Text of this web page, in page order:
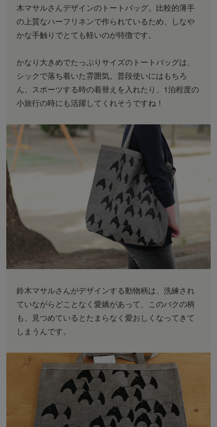
木マサルさんデザインのトートバッグ。比較的薄手
の上質なハーフリネンで作られているため、しなや
かな手触りでとても軽いのが特徴です。
かなり大きめでたっぷりサイズのトートバッグは、
シックで落ち着いた雰囲気。普段使いにはもちろ
ん、スポーツする時の着替えを入れたり、1泊程度の
小旅行の時にも活躍してくれそうですね！
鈴木マサルさんがデザインする動物柄は、洗練され
ていながらどことなく愛嬌があって、このバクの柄
も、見つめているとたまらなく愛おしくなってきて
しまうんです。